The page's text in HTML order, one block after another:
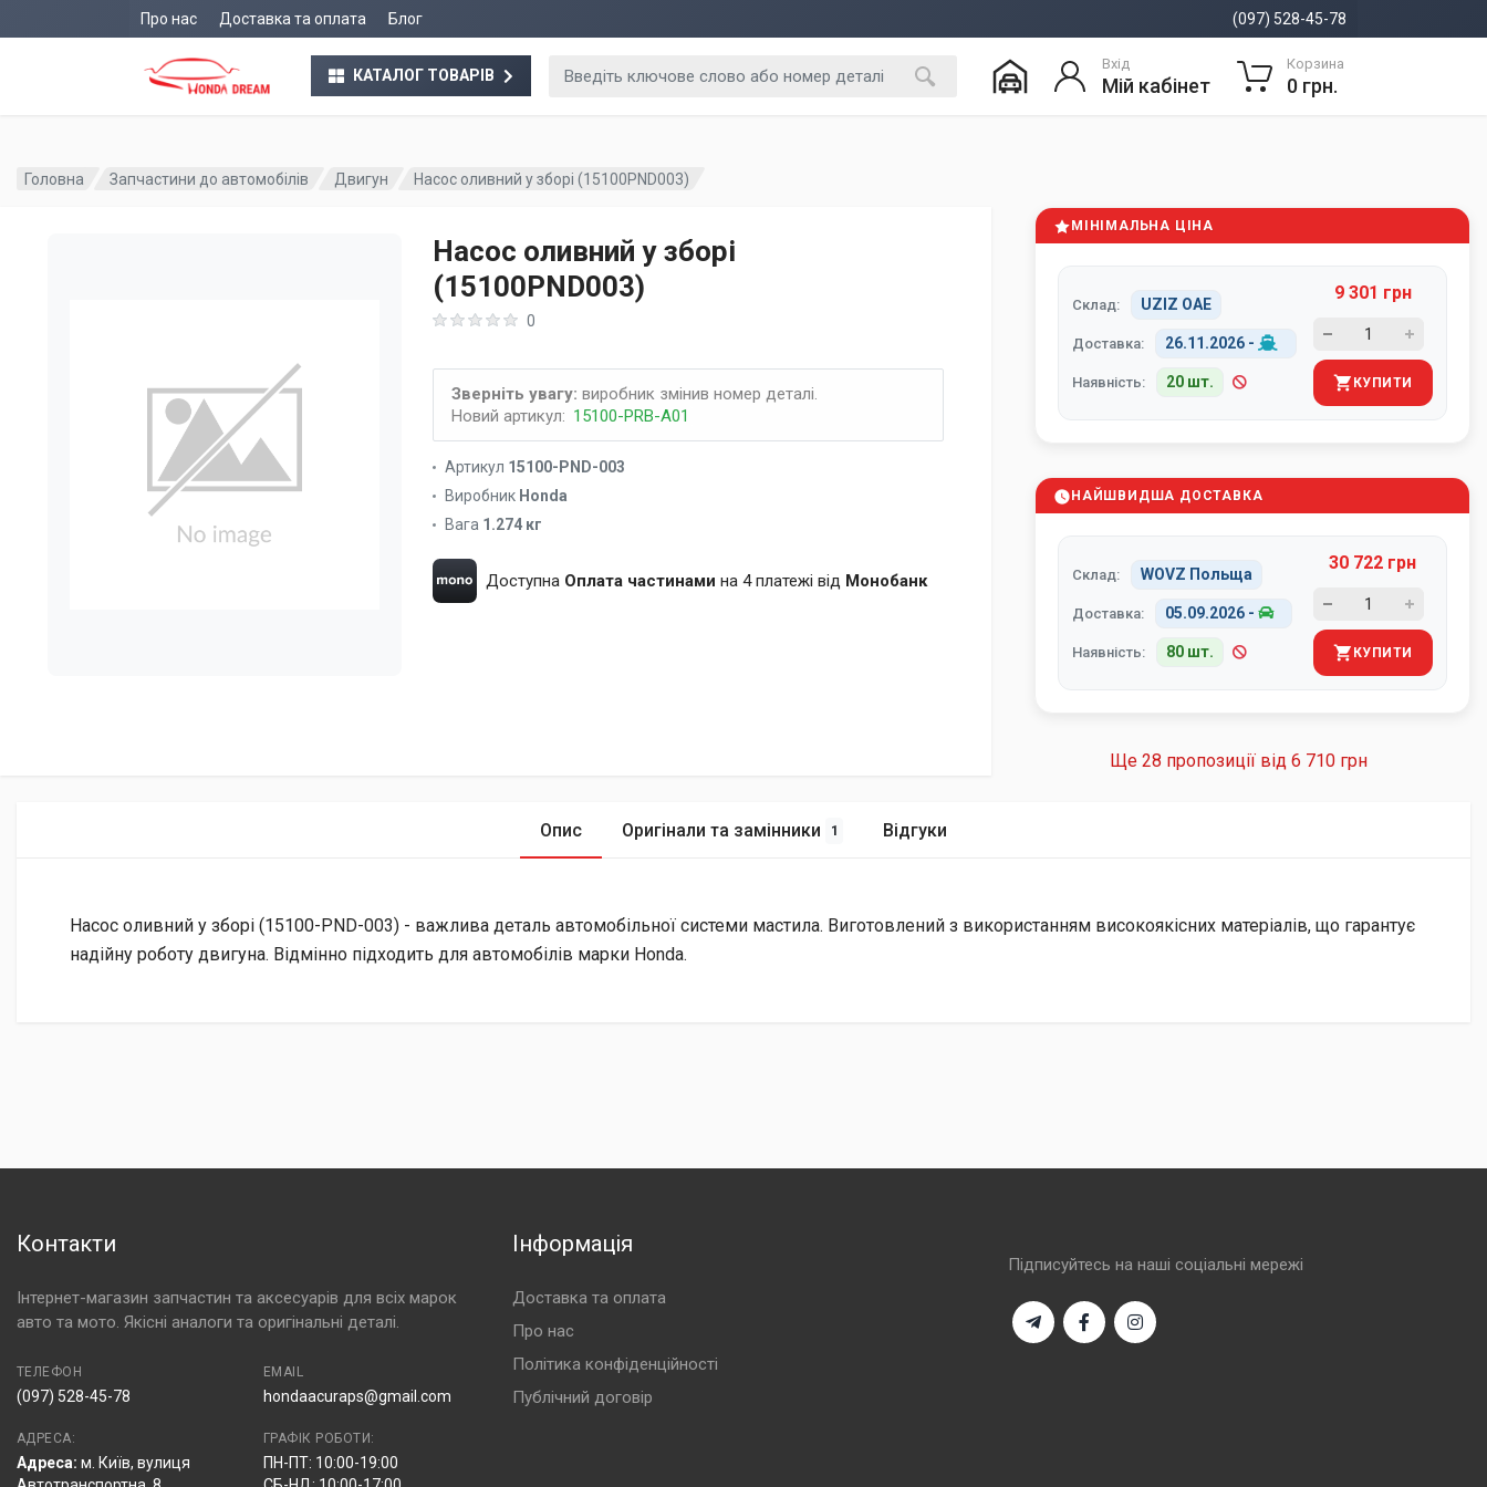
Про нас Доставка та оплата Блог (097) 528-45-78
КАТАЛОГ ТОВАРІВ
Вхід
Мій кабінет
Корзина
0 грн.
Головна Запчастини до автомобілів Двигун Насос оливний у зборі (15100PND003)
Насос оливний у зборі
(15100PND003)
0
Зверніть увагу: виробник змінив номер деталі.
Новий артикул: 15100-PRB-A01
Артикул 15100-PND-003
Виробник Honda
Вага 1.274 кг
Доступна Оплата частинами на 4 платежі від Монобанк
МІНІМАЛЬНА ЦІНА
Склад: UZIZ ОАЕ
Доставка: 26.11.2026 -
Наявність: 20 шт.
9 301 грн
КУПИТИ
НАЙШВИДША ДОСТАВКА
Склад: WOVZ Польща
Доставка: 05.09.2026 -
Наявність: 80 шт.
30 722 грн
КУПИТИ
Ще 28 пропозиції від6 710 грн
Опис Оригінали та замінники 1 Відгуки
Насос оливний у зборі (15100-PND-003) - важлива деталь автомобільної системи мастила. Виготовлений з використанням високоякісних матеріалів, що гарантує
надійну роботу двигуна. Відмінно підходить для автомобілів марки Honda.
Контакти
Інтернет-магазин запчастин та аксесуарів для всіх марок
авто та мото. Якісні аналоги та оригінальні деталі.
ТЕЛЕФОН
(097) 528-45-78
EMAIL
hondaacuraps@gmail.com
АДРЕСА:
Адреса: м. Київ, вулиця
ГРАФІК РОБОТИ:
ПН-ПТ: 10:00-19:00
Інформація
Доставка та оплата
Про нас
Політика конфіденційності
Публічний договір
Підписуйтесь на наші соціальні мережі